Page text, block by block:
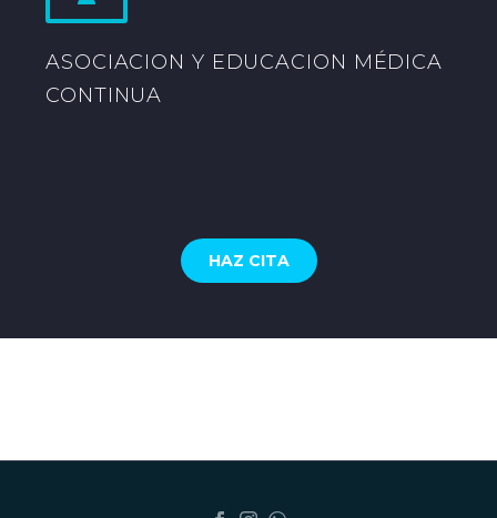
ASOCIACION Y EDUCACION MÉDICA
CONTINUA
HAZ CITA